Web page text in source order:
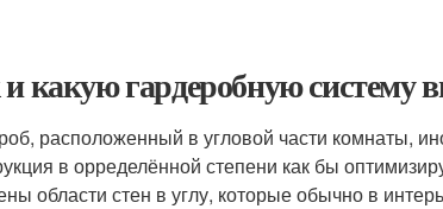
какую гардеробную систему
расположенный в угловой части комнаты,
в орределённой степени как бы
области стен в углу, которые обычно в